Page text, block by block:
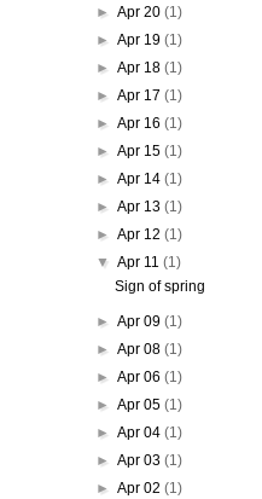
►Apr 20(1)
►Apr 19(1)
►Apr 18(1)
►Apr 17(1)
►Apr 16(1)
►Apr 15(1)
►Apr 14(1)
►Apr 13(1)
►Apr 12(1)
▼Apr 11(1)
Sign of spring
►Apr 09(1)
►Apr 08(1)
►Apr 06(1)
►Apr 05(1)
►Apr 04(1)
►Apr 03(1)
►Apr 02(1)